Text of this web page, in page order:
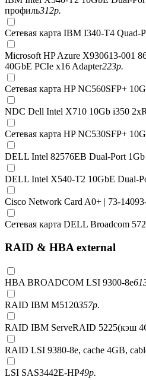
профиль312р.
Сетевая карта IBM I340-T4 Quad-
Microsoft HP Azure X930613-001
40GbE PCIe x16 Adapter223р.
Сетевая карта HP NC560SFP+
NDC Dell Intel X710 10Gb i350
Сетевая карта HP NC530SFP+
DELL Intel 82576EB Dual-Port
DELL Intel X540-T2 10GbE Dual-
Cisco Network Card A0+ | 73-
Сетевая карта DELL Broadcom
RAID & HBA external
HBA BROADCOM LSI 9300-8e
RAID IBM M5120357р.
RAID IBM ServeRAID 5225(кэш
RAID LSI 9380-8e, сache 4GB,
LSI SAS3442E-HP49р.